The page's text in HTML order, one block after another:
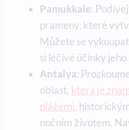
Pamukkale:
prameny, které
Můžete se
si léčivé účinky
Antalya:
oblast, která je
plážemi,
nočním životem.